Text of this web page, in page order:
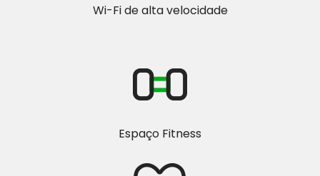
Wi-Fi de alta velocidade
Espaço Fitness